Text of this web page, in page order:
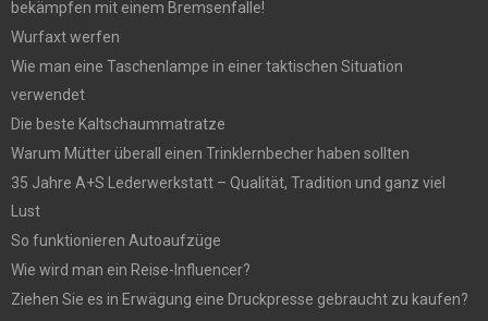
bekämpfen mit einem Bremsenfalle!
Wurfaxt werfen
Wie man eine Taschenlampe in einer taktischen Situation
verwendet
Die beste Kaltschaummatratze
Warum Mütter überall einen Trinklernbecher haben sollten
35 Jahre A+S Lederwerkstatt – Qualität, Tradition und ganz viel
Lust
So funktionieren Autoaufzüge
Wie wird man ein Reise-Influencer?
Ziehen Sie es in Erwägung eine Druckpresse gebraucht zu kaufen?